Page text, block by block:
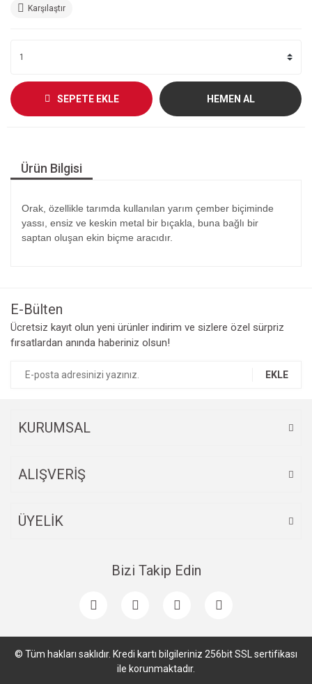
Karşılaştır
SEPETE EKLE HEMEN AL
Ürün Bilgisi
Orak, özellikle tarımda kullanılan yarım çember biçiminde
yassı, ensiz ve keskin metal bir bıçakla, buna bağlı bir
saptan oluşan ekin biçme aracıdır.
E-Bülten
Ücretsiz kayıt olun yeni ürünler indirim ve sizlere özel sürpriz
fırsatlardan anında haberiniz olsun!
EKLE
KURUMSAL
ALIŞVERİŞ
ÜYELİK
Bizi Takip Edin
© Tüm hakları saklıdır. Kredi kartı bilgileriniz 256bit SSL sertifikası
ile korunmaktadır.